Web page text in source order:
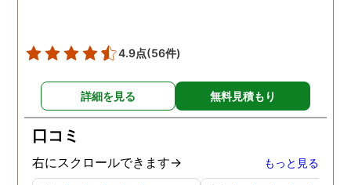
務所に関しても調べてく
ていて、周りの人たちの
かげで夫と離婚ができそ
4.9点(56件)
詳細を見る 無料見積もり
口コミ
右にスクロールできます→ もっと見る